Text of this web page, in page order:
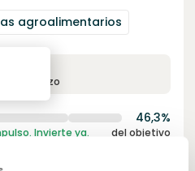
agroalimentarios
plazo
46,3%
Invierte ya. del objetivo